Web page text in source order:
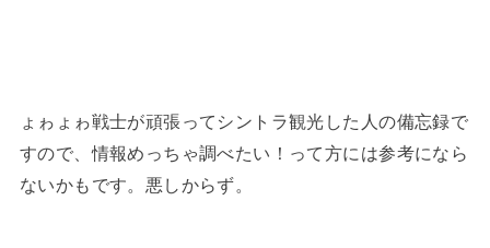
ょゎょゎ戦士が頑張ってシントラ観光した人の備忘録で
すので、情報めっちゃ調べたい！って方には参考になら
ないかもです。悪しからず。